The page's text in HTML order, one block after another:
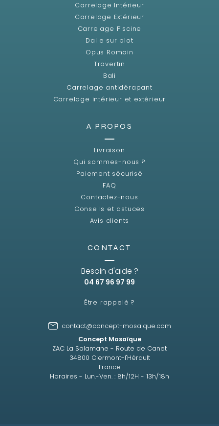
Carrelage Intérieur
Carrelage Extérieur
Carrelage Piscine
Dalle sur plot
Opus Romain
Travertin
Bali
Carrelage antidérapant
Carrelage intérieur et extérieur
A PROPOS
Livraison
Qui sommes-nous ?
Paiement sécurisé
FAQ
Contactez-nous
Conseils et astuces
Avis clients
CONTACT
Besoin d'aide ?
04 67 96 97 99
Être rappelé ?
contact@concept-mosaique.com
Concept Mosaïque
ZAC La Salamane - Route de Canet
34800 Clermont-l'Hérault
France
Horaires - Lun.-Ven. : 8h/12H - 13h/18h